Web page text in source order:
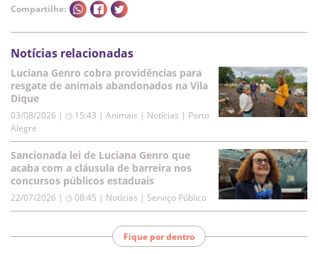
Compartilhe:
Notícias relacionadas
Luciana Genro cobra providências para
resgate de animais abandonados na Vila
Dique
03/08/2026 | ◷ 15:43 | Animais | Notícias | Porto
Alegre
Sancionada lei de Luciana Genro que
acaba com a cláusula de barreira nos
concursos públicos estaduais
22/07/2026 | ◷ 08:45 | Notícias | Serviço Público
Fique por dentro